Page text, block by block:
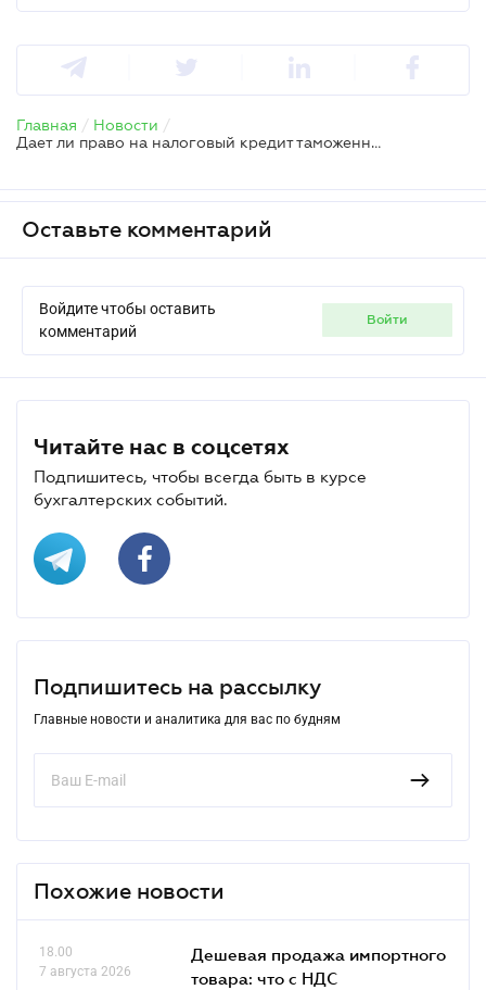
Главная / Новости /
Дает ли право на налоговый кредит таможенная декларация, заполненная с ошибками
Оставьте комментарий
Войдите чтобы оставить
комментарий
войти
Читайте нас в соцсетях
Подпишитесь, чтобы всегда быть в курсе
бухгалтерских событий.
Подпишитесь на рассылку
Главные новости и аналитика для вас по будням
Похожие новости
18.00
7 августа 2026
Дешевая продажа импортного
товара: что c НДС